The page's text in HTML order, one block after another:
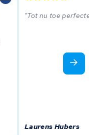
Tot nu toe
Laurens Hubers